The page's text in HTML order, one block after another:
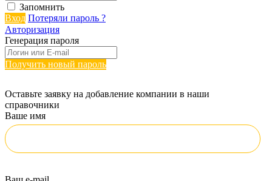
Запомнить
Вход Потеряли пароль ?
Авторизация
Генерация пароля
Получить новый пароль
Оставьте заявку на добавление компании в наши
справочники
Ваше имя